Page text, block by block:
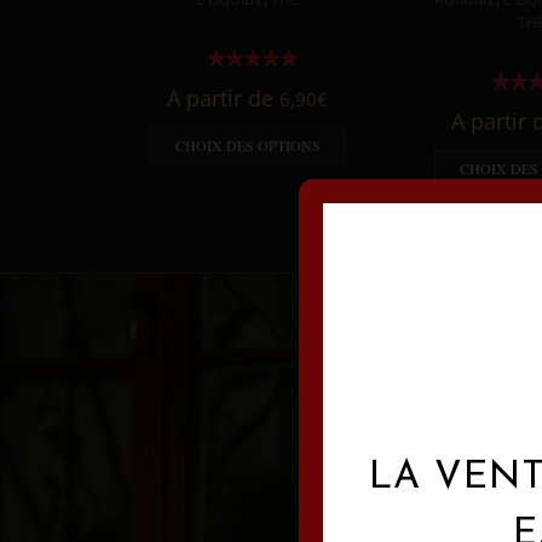
A partir de 6,90€
CHOIX DES OPTIONS
A partir
CHOIX DES
LA